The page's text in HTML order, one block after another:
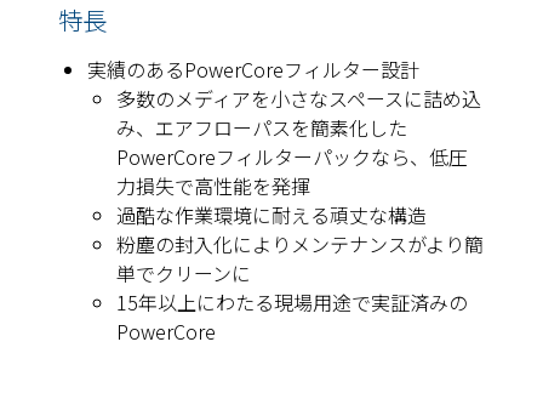
特長
実績のあるPowerCoreフィルター設計
多数のメディアを小さなスペースに詰め込
み、エアフローパスを簡素化した
PowerCoreフィルターパックなら、低圧
力損失で高性能を発揮
過酷な作業環境に耐える頑丈な構造
粉塵の封入化によりメンテナンスがより簡
単でクリーンに
15年以上にわたる現場用途で実証済みの
PowerCore